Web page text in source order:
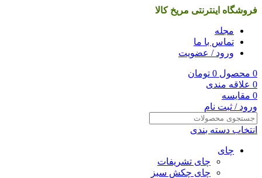
فروشگاه اینترنتی مریخ کالا
مجله
تماس با ما
ورود / عضویت
0 محصول 0 تومان
0 علاقه مندی
0 مقایسه
ورود / ثبت نام
انتخاب دسته بندی
چای
چای تشریفات
چای چکش سبز